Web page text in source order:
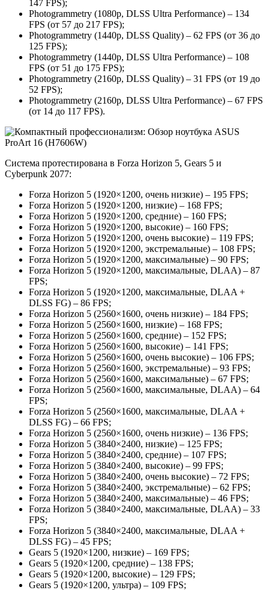
147 FPS);
Photogrammetry (1080p, DLSS Ultra Performance) – 134
FPS (от 57 до 217 FPS);
Photogrammetry (1440p, DLSS Quality) – 62 FPS (от 36 до
125 FPS);
Photogrammetry (1440p, DLSS Ultra Performance) – 108
FPS (от 51 до 175 FPS);
Photogrammetry (2160p, DLSS Quality) – 31 FPS (от 19 до
52 FPS);
Photogrammetry (2160p, DLSS Ultra Performance) – 67 FPS
(от 14 до 117 FPS).
Система протестирована в Forza Horizon 5, Gears 5 и
Cyberpunk 2077:
Forza Horizon 5 (1920×1200, очень низкие) – 195 FPS;
Forza Horizon 5 (1920×1200, низкие) – 168 FPS;
Forza Horizon 5 (1920×1200, средние) – 160 FPS;
Forza Horizon 5 (1920×1200, высокие) – 160 FPS;
Forza Horizon 5 (1920×1200, очень высокие) – 119 FPS;
Forza Horizon 5 (1920×1200, экстремальные) – 108 FPS;
Forza Horizon 5 (1920×1200, максимальные) – 90 FPS;
Forza Horizon 5 (1920×1200, максимальные, DLAA) – 87
FPS;
Forza Horizon 5 (1920×1200, максимальные, DLAA +
DLSS FG) – 86 FPS;
Forza Horizon 5 (2560×1600, очень низкие) – 184 FPS;
Forza Horizon 5 (2560×1600, низкие) – 168 FPS;
Forza Horizon 5 (2560×1600, средние) – 152 FPS;
Forza Horizon 5 (2560×1600, высокие) – 141 FPS;
Forza Horizon 5 (2560×1600, очень высокие) – 106 FPS;
Forza Horizon 5 (2560×1600, экстремальные) – 93 FPS;
Forza Horizon 5 (2560×1600, максимальные) – 67 FPS;
Forza Horizon 5 (2560×1600, максимальные, DLAA) – 64
FPS;
Forza Horizon 5 (2560×1600, максимальные, DLAA +
DLSS FG) – 66 FPS;
Forza Horizon 5 (2560×1600, очень низкие) – 136 FPS;
Forza Horizon 5 (3840×2400, низкие) – 125 FPS;
Forza Horizon 5 (3840×2400, средние) – 107 FPS;
Forza Horizon 5 (3840×2400, высокие) – 99 FPS;
Forza Horizon 5 (3840×2400, очень высокие) – 72 FPS;
Forza Horizon 5 (3840×2400, экстремальные) – 62 FPS;
Forza Horizon 5 (3840×2400, максимальные) – 46 FPS;
Forza Horizon 5 (3840×2400, максимальные, DLAA) – 33
FPS;
Forza Horizon 5 (3840×2400, максимальные, DLAA +
DLSS FG) – 45 FPS;
Gears 5 (1920×1200, низкие) – 169 FPS;
Gears 5 (1920×1200, средние) – 138 FPS;
Gears 5 (1920×1200, высокие) – 129 FPS;
Gears 5 (1920×1200, ультра) – 109 FPS;